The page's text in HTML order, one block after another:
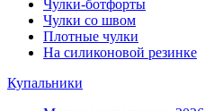
Чулки-ботфорты
Чулки со швом
Плотные чулки
На силиконовой резинке
Купальники